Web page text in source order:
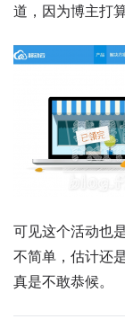
道，因为博主打
可见这个活动也
不简单，估计还
真是不敢恭候。